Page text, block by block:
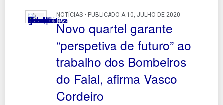
NOTÍCIAS • PUBLICADO A 10, JULHO DE 2020
Novo quartel garante
“perspetiva de futuro” ao
trabalho dos Bombeiros
do Faial, afirma Vasco
Cordeiro